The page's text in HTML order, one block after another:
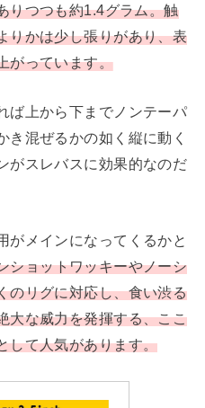
りつつも約1.4グラム。触
りかは少し張りがあり、表
がっています。
ば上から下までノンテーパ
き混ぜるかの如く縦に動く
がスレバスに効果的なのだ
がメインになってくるかと
ショットワッキーやノーシ
のリグに対応し、食い渋る
大な威力を発揮する、ここ
して人気があります。